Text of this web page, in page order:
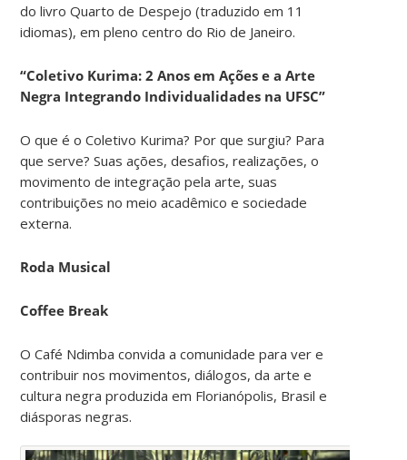
do livro Quarto de Despejo (traduzido em 11
idiomas), em pleno centro do Rio de Janeiro.
“Coletivo Kurima: 2 Anos em Ações e a Arte
Negra Integrando Individualidades na UFSC”
O que é o Coletivo Kurima? Por que surgiu? Para
que serve? Suas ações, desafios, realizações, o
movimento de integração pela arte, suas
contribuições no meio acadêmico e sociedade
externa.
Roda Musical
Coffee Break
O Café Ndimba convida a comunidade para ver e
contribuir nos movimentos, diálogos, da arte e
cultura negra produzida em Florianópolis, Brasil e
diásporas negras.